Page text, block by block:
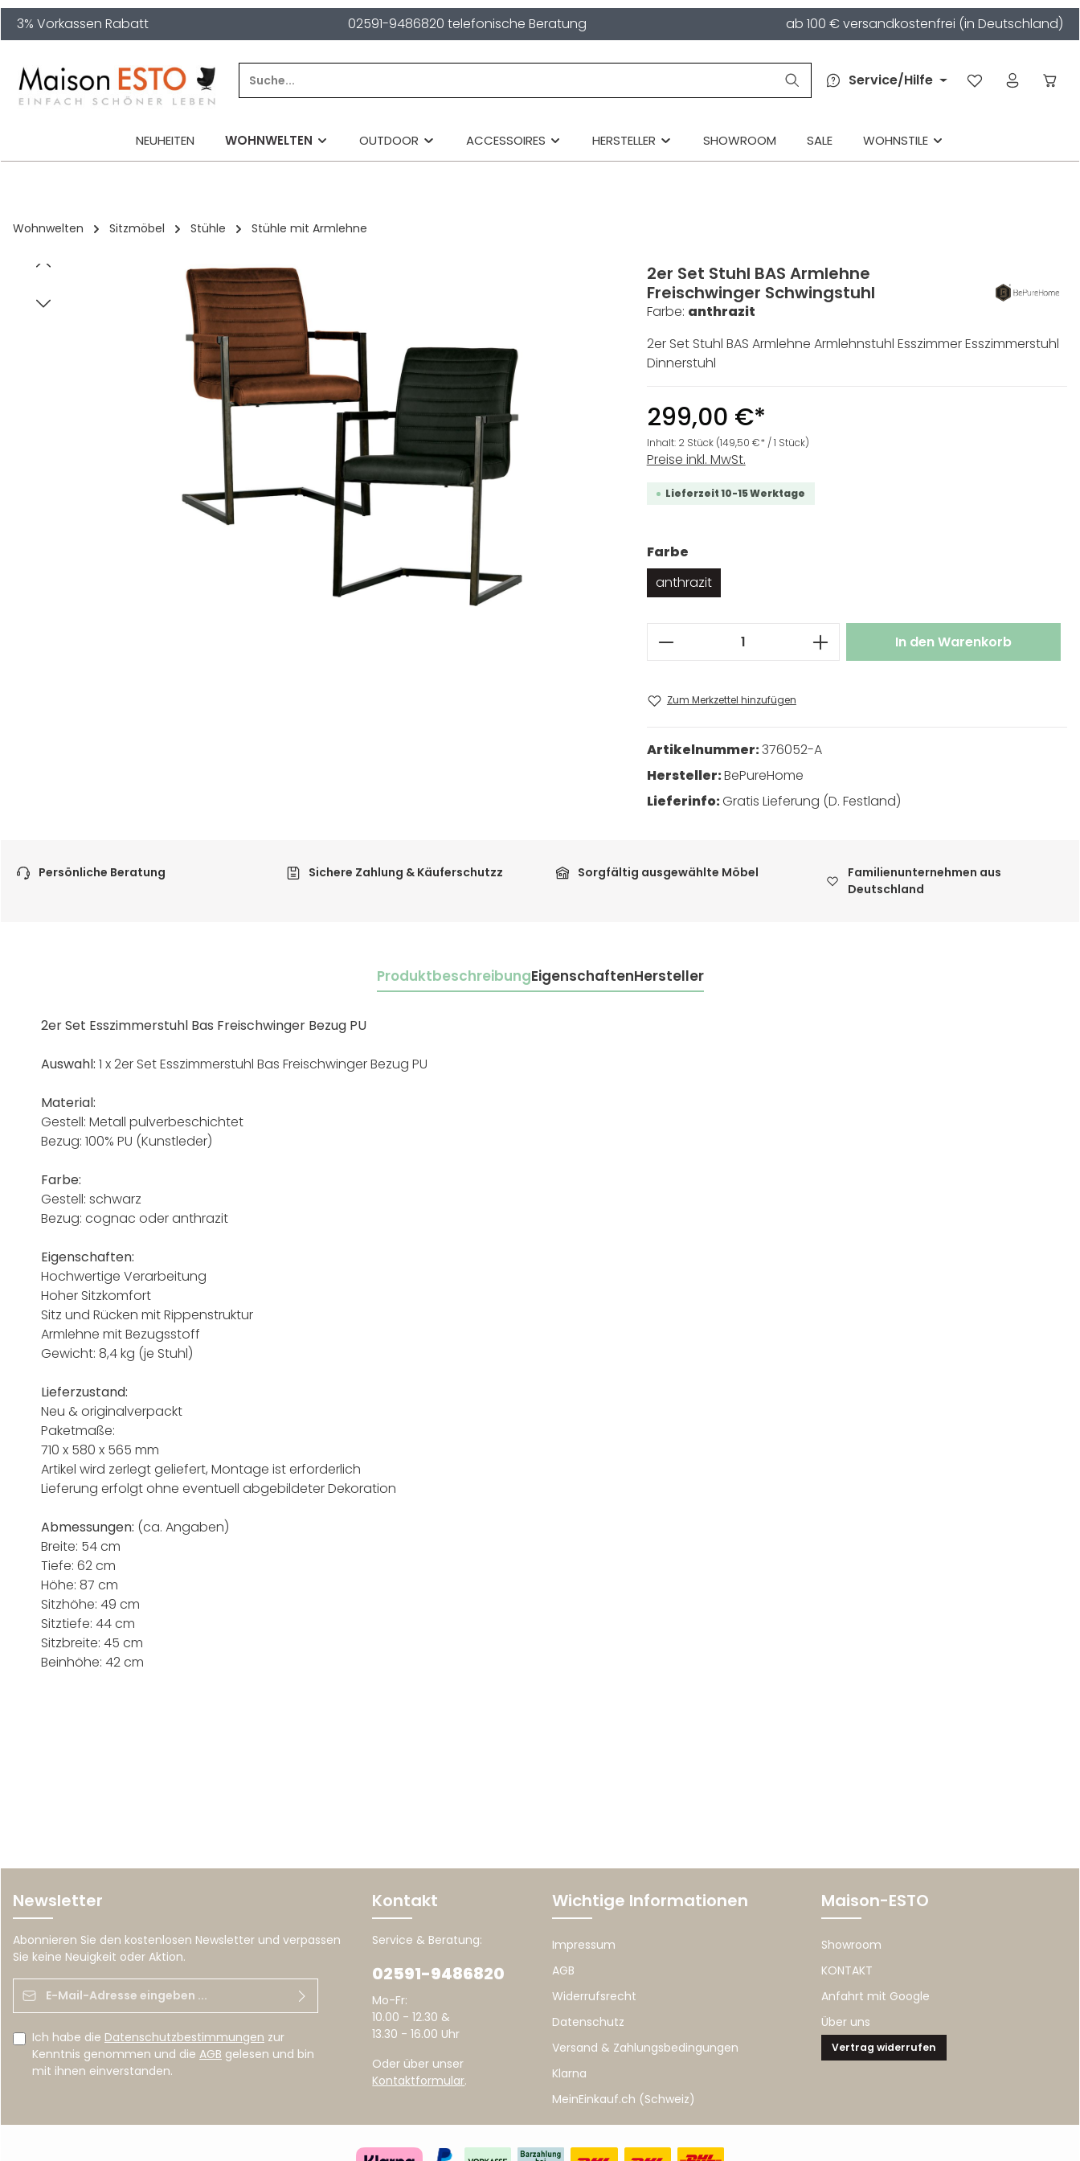
Zur Hauptnavigation springen
3% Vorkassen Rabatt 02591-9486820 telefonische Beratung ab 100 € versandkostenfrei (in Deutschland)
Service/Hilfe
NEUHEITEN WOHNWELTEN OUTDOOR ACCESSOIRES HERSTELLER SHOWROOM SALE WOHNSTILE
Wohnwelten Sitzmöbel Stühle Stühle mit Armlehne
Bildergalerie überspringen
2er Set Stuhl BAS Armlehne
Freischwinger Schwingstuhl
Farbe: anthrazit
2er Set Stuhl BAS Armlehne Armlehnstuhl Esszimmer Esszimmerstuhl
Dinnerstuhl
299,00 €*
Inhalt: 2 Stück (149,50 €* / 1 Stück)
Preise inkl. MwSt.
Lieferzeit 10-15 Werktage
Farbeauswählen
anthrazit
Produkt Anzahl: Gib den gewünschten
In den Warenkorb
Zum Merkzettel hinzufügen
Artikelnummer:376052-A
Hersteller:BePureHome
Lieferinfo:Gratis Lieferung (D. Festland)
Persönliche Beratung Sichere Zahlung & Käuferschutzz Sorgfältig ausgewählte Möbel
Familienunternehmen aus
Deutschland
ProduktbeschreibungEigenschaftenHersteller
2er Set Esszimmerstuhl Bas Freischwinger Bezug PU
Auswahl: 1 x 2er Set Esszimmerstuhl Bas Freischwinger Bezug PU
Material:
Gestell: Metall pulverbeschichtet
Bezug: 100% PU (Kunstleder)
Farbe:
Gestell: schwarz
Bezug: cognac oder anthrazit
Eigenschaften:
Hochwertige Verarbeitung
Hoher Sitzkomfort
Sitz und Rücken mit Rippenstruktur
Armlehne mit Bezugsstoff
Gewicht: 8,4 kg (je Stuhl)
Lieferzustand:
Neu & originalverpackt
Paketmaße:
710 x 580 x 565 mm
Artikel wird zerlegt geliefert, Montage ist erforderlich
Lieferung erfolgt ohne eventuell abgebildeter Dekoration
Abmessungen: (ca. Angaben)
Breite: 54 cm
Tiefe: 62 cm
Höhe: 87 cm
Sitzhöhe: 49 cm
Sitztiefe: 44 cm
Sitzbreite: 45 cm
Beinhöhe: 42 cm
Newsletter
Abonnieren Sie den kostenlosen Newsletter und verpassen
Sie keine Neuigkeit oder Aktion.
Ich habe die Datenschutzbestimmungen zur
Kenntnis genommen und die AGB gelesen und bin
mit ihnen einverstanden.
Kontakt
Service & Beratung:
02591-9486820
Mo-Fr:
10.00 - 12.30 &
13.30 - 16.00 Uhr
Oder über unser
Kontaktformular.
Wichtige Informationen
Impressum
AGB
Widerrufsrecht
Datenschutz
Versand & Zahlungsbedingungen
Klarna
MeinEinkauf.ch (Schweiz)
Maison-ESTO
Showroom
KONTAKT
Anfahrt mit Google
Über uns
Vertrag widerrufen